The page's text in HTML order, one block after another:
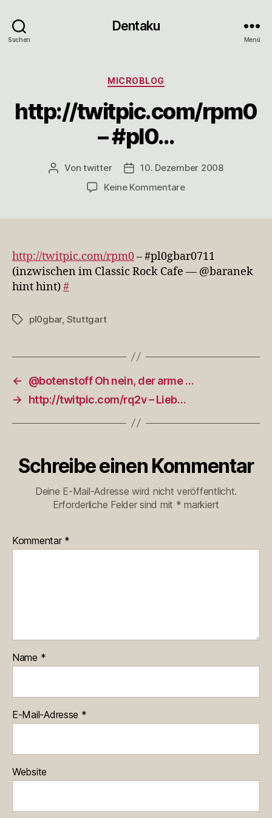
Suchen
Dentaku
Menü
Kategorien
MICROBLOG
http://twitpic.com/rpm0
– #pl0…
Beitragsautor
Vontwitter Veröffentlichungsdatum
10. Dezember 2008
Keine Kommentarezu
http://twitpic.com/rpm0– #pl0gbar0711
(inzwischen im Classic Rock Cafe — @baranek
hint hint)#
Schlagwörter
pl0gbar, Stuttgart
←
@botenstoff Oh nein, der arme …
→
http://twitpic.com/rq2v – Lieb…
Schreibe einen Kommentar
Deine E-Mail-Adresse wird nicht veröffentlicht.
Erforderliche Felder sind mit * markiert
Kommentar *
Name *
E-Mail-Adresse *
Website